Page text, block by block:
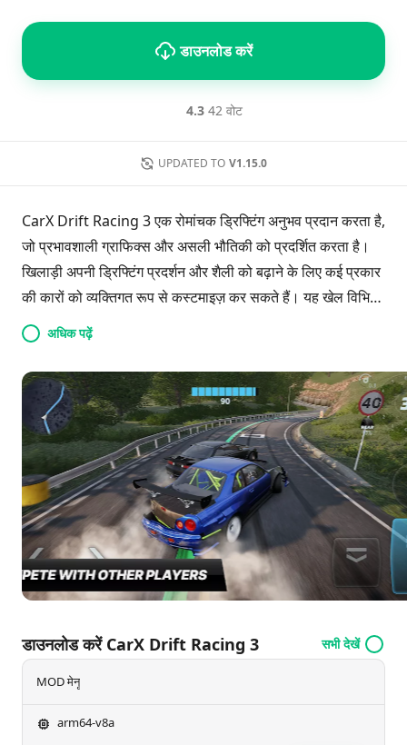
डाउनलोड करें
4.3 42 वोट
UPDATED TO V1.15.0
CarX Drift Racing 3 एक रोमांचक ड्रिफ्टिंग अनुभव प्रदान करता है,
जो प्रभावशाली ग्राफिक्स और असली भौतिकी को प्रदर्शित करता है।
खिलाड़ी अपनी ड्रिफ्टिंग प्रदर्शन और शैली को बढ़ाने के लिए कई प्रकार
की कारों को व्यक्तिगत रूप से कस्टमाइज़ कर सकते हैं। यह खेल विभिन्न
ट्रैकों और चुनौतियों की पेशकश करता है, जिससे खिलाड़ी दूसरों के
खिलाफ प्रतिस्पर्धा कर सकते हैं या एकल-खिलाड़ी मोड में अभ्यास कर
सकते हैं। बार-बार होने वाले अपडेट नई विशेषताओं को पेश करते हैं, यह
सुनिश्चित करते हुए कि CarX Drift Racing 3 ड्रिफ्टिंग प्रेमियों और
रेसिंग प्रशंसकों दोनों के लिए आकर्षक और आनंददायक बना रहता है।
अधिक पढ़ें
डाउनलोड करें CarX Drift Racing 3 सभी देखें
MOD मेनू
arm64-v8a